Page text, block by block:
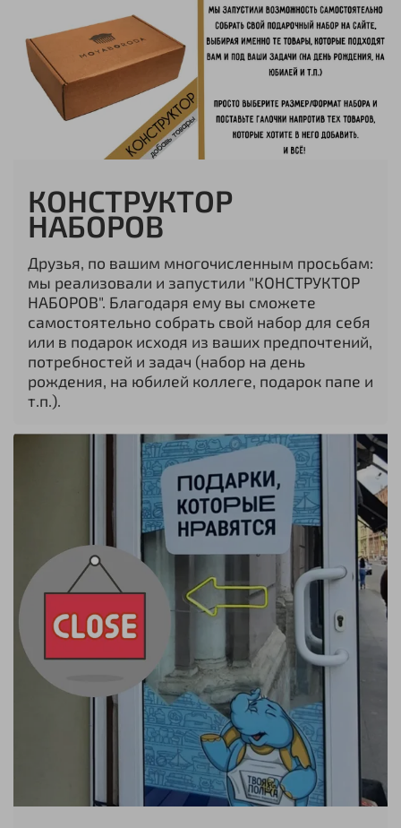
КОНСТРУКТОР
НАБОРОВ
Друзья, по вашим многочисленным просьбам:
мы реализовали и запустили "КОНСТРУКТОР
НАБОРОВ". Благодаря ему вы сможете
самостоятельно собрать свой набор для себя
или в подарок исходя из ваших предпочтений,
потребностей и задач (набор на день
рождения, на юбилей коллеге, подарок папе и
т.п.).